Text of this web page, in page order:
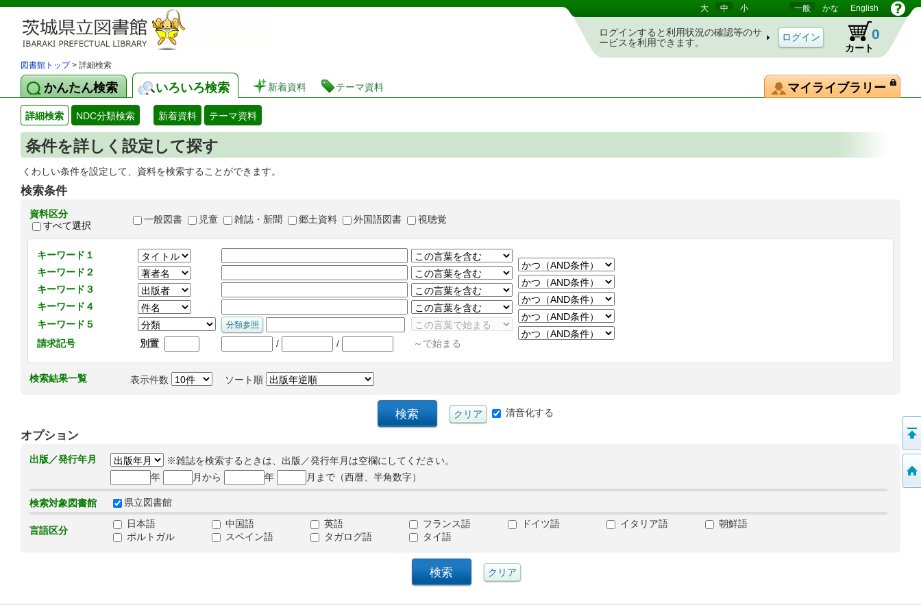
茨城県立図書館 蔵書検索・予約システム 大 中 小 一般 かな English
ログインすると利用状況の確認等のサ
ービスを利用できます。
カート
0
図書館トップ> 詳細検索
かんたん検索 いろいろ検索 新着資料 テーマ資料 マイライブラリー
詳細検索 NDC分類検索 新着資料 テーマ資料
条件を詳しく設定して探す
くわしい条件を設定して、資料を検索することができます。
検索条件
資料区分
すべて選択
一般図書 児童 雑誌・新聞 郷土資料 外国語図書 視聴覚
キーワード１
キーワード２
キーワード３
キーワード４
キーワード５
請求記号
別置 / / ～で始まる
検索結果一覧 表示件数 ソート順
清音化する
オプション
出版／発行年月
※雑誌を検索するときは、出版／発行年月は空欄にしてください。
年
月から 年 月まで（西暦、半角数字）
検索対象図書館 県立図書館
言語区分
日本語 中国語 英語 フランス語 ドイツ語 イタリア語
朝鮮語
ポルトガル
スペイン語 タガログ語 タイ語